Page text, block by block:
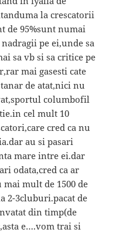
la crescatorii
de 95%sunt numai
pe ei,unde sa
sa vb si sa critice pe
mai gasesti cate
de atat,nici nu
columbofil
cel mult 10
cred ca nu
au si pasari
mare intre ei.dar
odata,cred ca ar
mult de 1500 de
2-3cluburi.pacat de
din timp(de
e….vom trai si